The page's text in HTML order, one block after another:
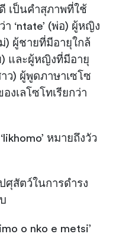
เป็นคำสุภาพที่ใช้
‘ntate’ (พ่อ) ผู้หญิง
) ผู้ชายที่มีอายุใกล้
) และผู้หญิงที่มีอายุ
าว) ผู้พูดภาษาเซโซ
งเลโซโทเรียกว่า
หมายถึงวัว
สัตว์ในการดำรง
o nko e metsi’